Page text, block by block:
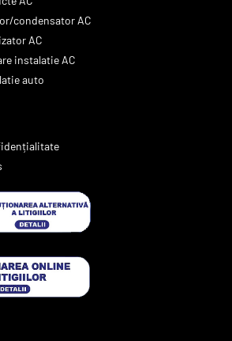
condensator AC
AC
instalatie AC
auto